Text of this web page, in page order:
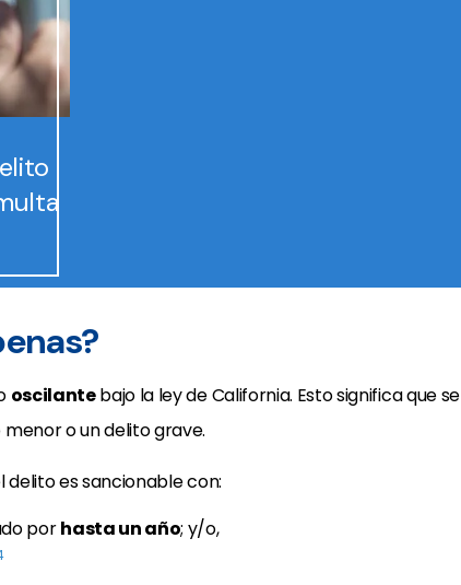
oscilantebajo la ley de California. Esto significa que se
menor o un delito grave.
delito es sancionable con:
porhasta un año; y/o,